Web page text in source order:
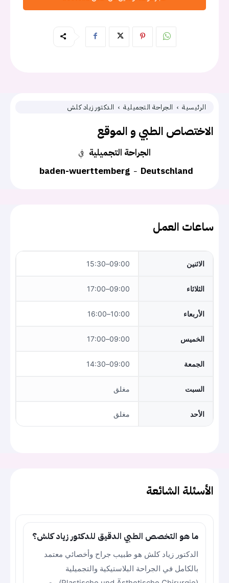
الرئيسية الجراحة التجميلية الدكتور زياد كلش
الاختصاص الطبي و الموقع
في الجراحة التجميلية
baden-wuerttemberg
Deutschland
ساعات العمل
الاثنين 09:00–15:30
الثلاثاء 09:00–17:00
الأربعاء 10:00–16:00
الخميس 09:00–17:00
الجمعة 09:00–14:30
السبت مغلق
الأحد مغلق
الأسئلة الشائعة
ما هو التخصص الطبي الدقيق للدكتور زياد كلش؟
الدكتور زياد كلش هو طبيب جراح وأخصائي معتمد
بالكامل في الجراحة البلاستيكية والتجميلية